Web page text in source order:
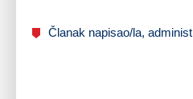
Članak napisao/la,